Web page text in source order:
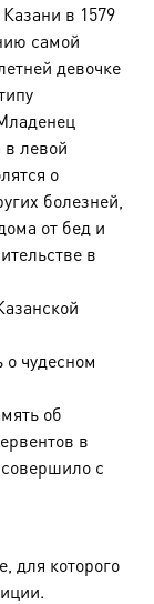
в 1579
самой
девочке
в левой
о
болезней,
от бед и
в
чудесном
об
в
совершило с
для которого